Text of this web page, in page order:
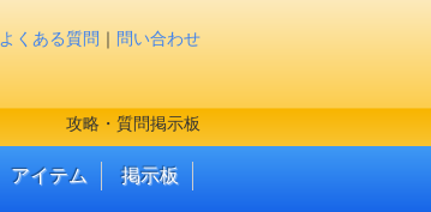
よくある質問 ｜ 問い合わせ
攻略・質問掲示板
アイテム 掲示板